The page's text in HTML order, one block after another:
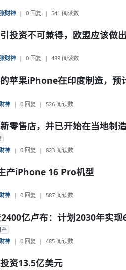
张财神 | 0 回复 | 541 阅读数
投资不可兼得，欧盟应该做
张财神 | 0 回复 | 489 阅读数
苹果iPhone在印度制造，预
财神 | 0 回复 | 526 阅读数
零售店，并已开始在当地制
财神 | 0 回复 | 823 阅读数
产iPhone 16 Pro机型
神 | 0 回复 | 587 阅读数
亿卢布：计划2030年实
财神 | 0 回复 | 485 阅读数
资13.5亿美元